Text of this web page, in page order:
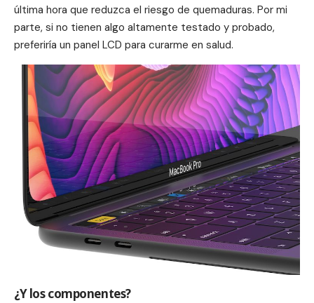
última hora que reduzca el riesgo de quemaduras. Por mi
parte, si no tienen algo altamente testado y probado,
preferiría un panel LCD para curarme en salud.
¿Y los componentes?